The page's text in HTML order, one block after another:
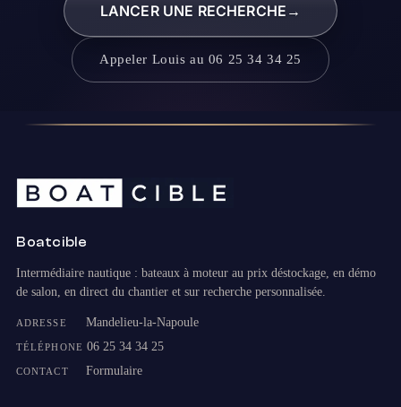
LANCER UNE RECHERCHE →
Appeler Louis au 06 25 34 34 25
Boatcible
Intermédiaire nautique : bateaux à moteur au prix déstockage, en démo
de salon, en direct du chantier et sur recherche personnalisée.
ADRESSE Mandelieu-la-Napoule
TÉLÉPHONE 06 25 34 34 25
CONTACT Formulaire